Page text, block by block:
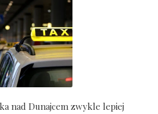
nad Dunajcem zwykle lepiej